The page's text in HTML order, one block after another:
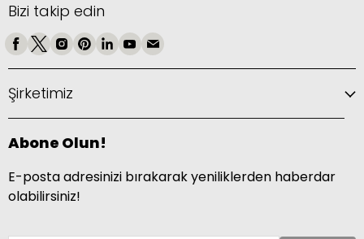
Bizi takip edin
Şirketimiz
Abone Olun!
E-posta adresinizi bırakarak yeniliklerden haberdar
olabilirsiniz!